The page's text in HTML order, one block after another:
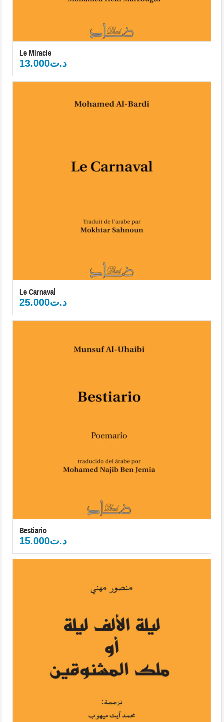
Le Miracle
د.ت13.000
Le Carnaval
د.ت25.000
Bestiario
د.ت15.000